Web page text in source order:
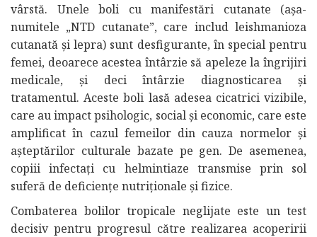
vârstă. Unele boli cu manifestări cutanate (așa-
numitele „NTD cutanate”, care includ leishmanioza
cutanată și lepra) sunt desfigurante, în special pentru
femei, deoarece acestea întârzie să apeleze la îngrijiri
medicale, și deci întârzie diagnosticarea și
tratamentul. Aceste boli lasă adesea cicatrici vizibile,
care au impact psihologic, social și economic, care este
amplificat în cazul femeilor din cauza normelor și
așteptărilor culturale bazate pe gen. De asemenea,
copiii infectați cu helmintiaze transmise prin sol
suferă de deficiențe nutriționale și fizice.
Combaterea bolilor tropicale neglijate este un test
decisiv pentru progresul către realizarea acoperirii